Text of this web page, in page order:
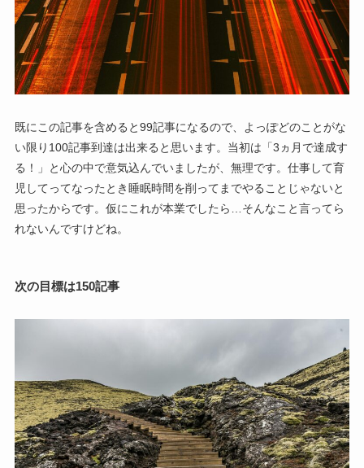
既にこの記事を含めると99記事になるので、よっぽどのことがな
い限り100記事到達は出来ると思います。当初は「3ヵ月で達成す
る！」と心の中で意気込んでいましたが、無理です。仕事して育
児してってなったとき睡眠時間を削ってまでやることじゃないと
思ったからです。仮にこれが本業でしたら…そんなこと言ってら
れないんですけどね。
次の目標は150記事